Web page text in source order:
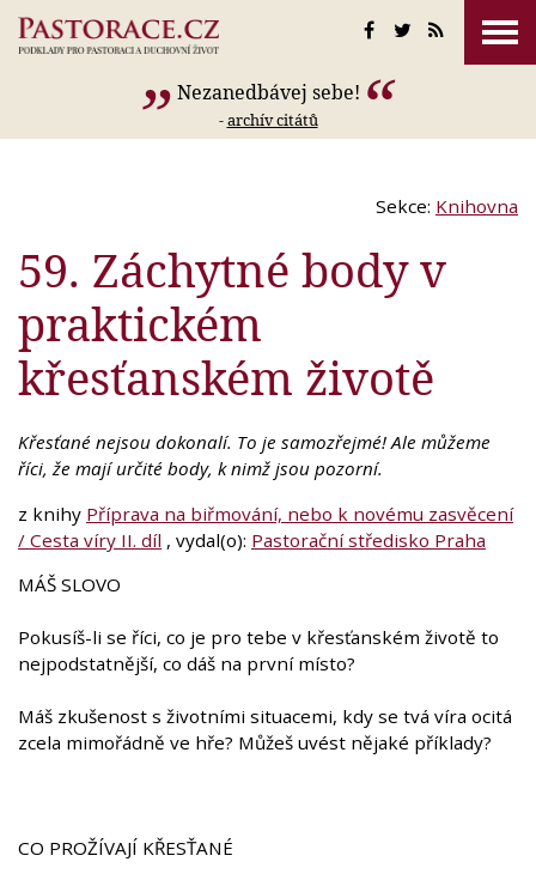
Nezanedbávej sebe!
-archív citátů
Sekce: Knihovna
59. Záchytné body v
praktickém
křesťanském životě
Křesťané nejsou dokonalí. To je samozřejmé! Ale můžeme
říci, že mají určité body, k nimž jsou pozorní.
z knihy Příprava na biřmování, nebo k novému zasvěcení
/ Cesta víry II. díl , vydal(o): Pastorační středisko Praha
MÁŠ SLOVO
Pokusíš-li se říci, co je pro tebe v křesťanském životě to
nejpodstatnější, co dáš na první místo?
Máš zkušenost s životními situacemi, kdy se tvá víra ocitá
zcela mimořádně ve hře? Můžeš uvést nějaké příklady?
CO PROŽÍVAJÍ KŘESŤANÉ